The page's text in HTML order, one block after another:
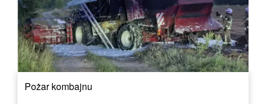
Pożar kombajnu